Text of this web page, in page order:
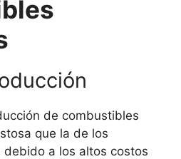
de combustibles
que la de los
a los altos costos